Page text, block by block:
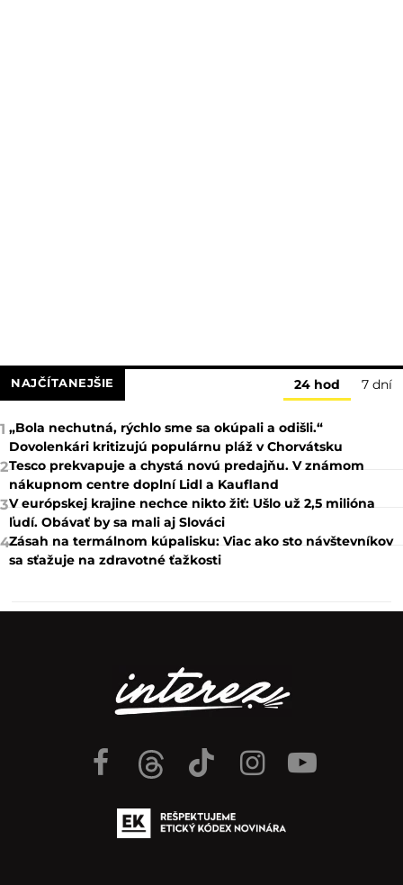
NAJČÍTANEJŠIE 24 hod 7 dní
1 „Bola nechutná, rýchlo sme sa okúpali a odišli.“
Dovolenkári kritizujú populárnu pláž v Chorvátsku
2Tesco prekvapuje a chystá novú predajňu. V známom
nákupnom centre doplní Lidl a Kaufland
3V európskej krajine nechce nikto žiť: Ušlo už 2,5 milióna
ľudí. Obávať by sa mali aj Slováci
4Zásah na termálnom kúpalisku: Viac ako sto návštevníkov
sa sťažuje na zdravotné ťažkosti